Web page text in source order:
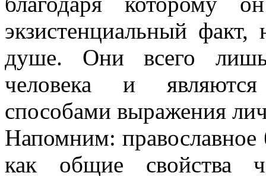
экзистенциальный
душе. Они всего
человека и
способами выражения
Напомним: православное
как общие свойства